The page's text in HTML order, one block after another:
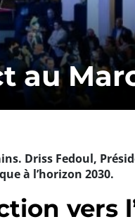
au
Driss Fedoul,
à l’horizon 2030.
vers